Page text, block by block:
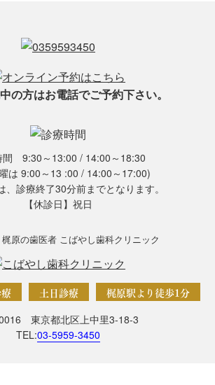
の方はお電話でご予約下さい。
間 9:30～13:00 / 14:00～18:30
は 9:00～13 :00 / 14:00～17:00)
、診療終了30分前までとなります。
【休診日】祝日
原の歯医者 こばやし歯科クリニック
土日診療 梶原駅より徒歩1分
東京都北区上中里3-18-3
TEL:03-5959-3450